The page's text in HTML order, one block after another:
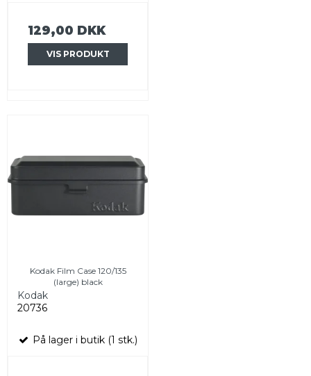
129,00 DKK
VIS PRODUKT
Kodak Film Case 120/135
(large) black
Kodak
20736
På lager i butik (1 stk.)